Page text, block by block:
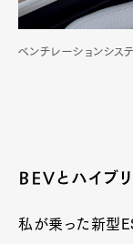
ベンチレーションシス
BEVとハイブ
私が乗った新型ES